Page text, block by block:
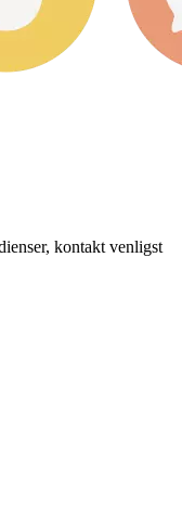
kontakt venligst